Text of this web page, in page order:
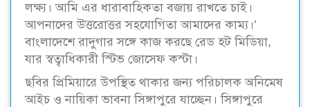
লক্ষ্য। আমি এর ধারাবাহিকতা বজায় রাখতে চাই।
আপনাদের উত্তরোত্তর সহযোগিতা আমাদের কাম্য।’
বাংলাদেশে রাদুগার সঙ্গে কাজ করছে রেড হট মিডিয়া,
যার স্বত্বাধিকারী স্টিভ জোসেফ কস্টা।
ছবির প্রিমিয়ারে উপস্থিত থাকার জন্য পরিচালক অনিমেষ
আইচ ও নায়িকা ভাবনা সিঙ্গাপুরে যাচ্ছেন। সিঙ্গাপুরে